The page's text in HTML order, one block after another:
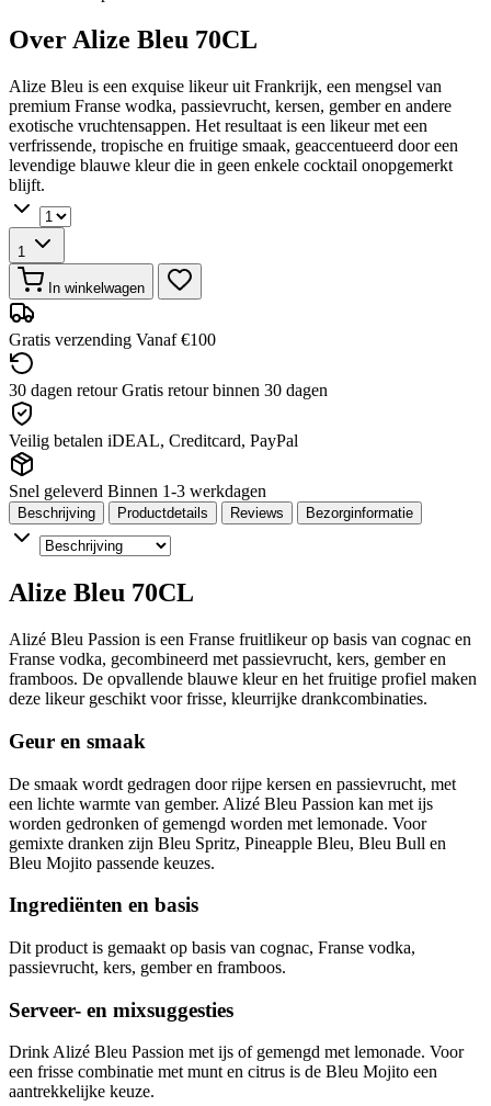
Over Alize Bleu 70CL
Alize Bleu is een exquise likeur uit Frankrijk, een mengsel van
premium Franse wodka, passievrucht, kersen, gember en andere
exotische vruchtensappen. Het resultaat is een likeur met een
verfrissende, tropische en fruitige smaak, geaccentueerd door een
levendige blauwe kleur die in geen enkele cocktail onopgemerkt
blijft.
1
In winkelwagen
Gratis verzending Vanaf €100
30 dagen retour Gratis retour binnen 30 dagen
Veilig betalen iDEAL, Creditcard, PayPal
Snel geleverd Binnen 1-3 werkdagen
Beschrijving Productdetails Reviews Bezorginformatie
Alize Bleu 70CL
Alizé Bleu Passion is een Franse fruitlikeur op basis van cognac en
Franse vodka, gecombineerd met passievrucht, kers, gember en
framboos. De opvallende blauwe kleur en het fruitige profiel maken
deze likeur geschikt voor frisse, kleurrijke drankcombinaties.
Geur en smaak
De smaak wordt gedragen door rijpe kersen en passievrucht, met
een lichte warmte van gember. Alizé Bleu Passion kan met ijs
worden gedronken of gemengd worden met lemonade. Voor
gemixte dranken zijn Bleu Spritz, Pineapple Bleu, Bleu Bull en
Bleu Mojito passende keuzes.
Ingrediënten en basis
Dit product is gemaakt op basis van cognac, Franse vodka,
passievrucht, kers, gember en framboos.
Serveer- en mixsuggesties
Drink Alizé Bleu Passion met ijs of gemengd met lemonade. Voor
een frisse combinatie met munt en citrus is de Bleu Mojito een
aantrekkelijke keuze.